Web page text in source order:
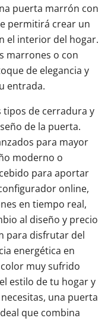
puerta marrón con
permitirá crear un
el interior del hogar.
marrones o con
de elegancia y
entrada.
tipos de cerradura y
de la puerta.
para mayor
moderno o
para aportar
online,
en tiempo real,
al diseño y precio
para disfrutar del
energética en
muy sufrido
estilo de tu hogar y
una puerta
que combina